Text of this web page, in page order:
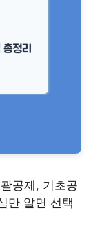
공제, 기초공
만 알면 선택